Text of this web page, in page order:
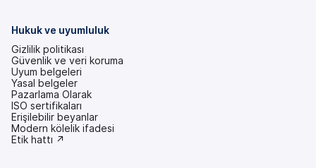
Hukuk ve uyumluluk
Gizlilik politikası
Güvenlik ve veri koruma
Uyum belgeleri
Yasal belgeler
Pazarlama Olarak
ISO sertifikaları
Erişilebilir beyanlar
(yeni
bir
Modern kölelik ifadesi
(yeni
Etik hattı ↗